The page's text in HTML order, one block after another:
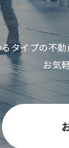
タイプの不
お気